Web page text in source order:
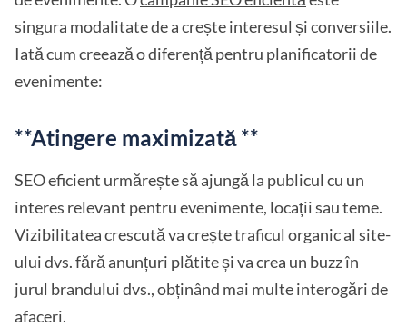
singura modalitate de a crește interesul și conversiile.
Iată cum creează o diferență pentru planificatorii de
evenimente:
**Atingere maximizată **
SEO eficient urmărește să ajungă la publicul cu un
interes relevant pentru evenimente, locații sau teme.
Vizibilitatea crescută va crește traficul organic al site-
ului dvs. fără anunțuri plătite și va crea un buzz în
jurul brandului dvs., obținând mai multe interogări de
afaceri.